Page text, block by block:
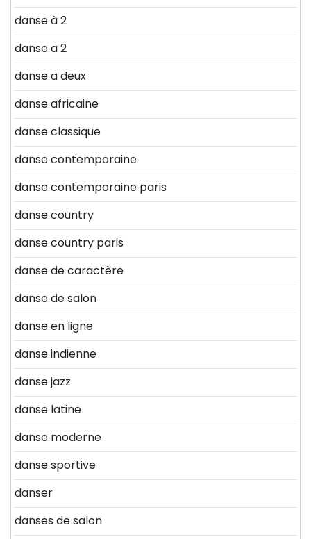
danse à 2
danse a 2
danse a deux
danse africaine
danse classique
danse contemporaine
danse contemporaine paris
danse country
danse country paris
danse de caractère
danse de salon
danse en ligne
danse indienne
danse jazz
danse latine
danse moderne
danse sportive
danser
danses de salon